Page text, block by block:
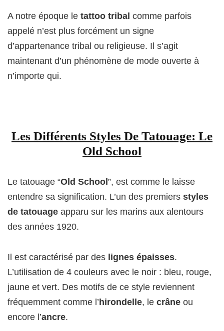
A notre époque le tattoo tribal comme parfois
appelé n’est plus forcément un signe
d’appartenance tribal ou religieuse. Il s’agit
maintenant d’un phénomène de mode ouverte à
n’importe qui.
Les Différents Styles De Tatouage: Le
Old School
Le tatouage “Old School ”, est comme le laisse
entendre sa signification. L’un des premiers styles
de tatouage apparu sur les marins aux alentours
des années 1920.
Il est caractérisé par des lignes épaisses.
L’utilisation de 4 couleurs avec le noir : bleu, rouge,
jaune et vert. Des motifs de ce style reviennent
fréquemment comme l’ hirondelle, le crâne ou
encore l’ancre.